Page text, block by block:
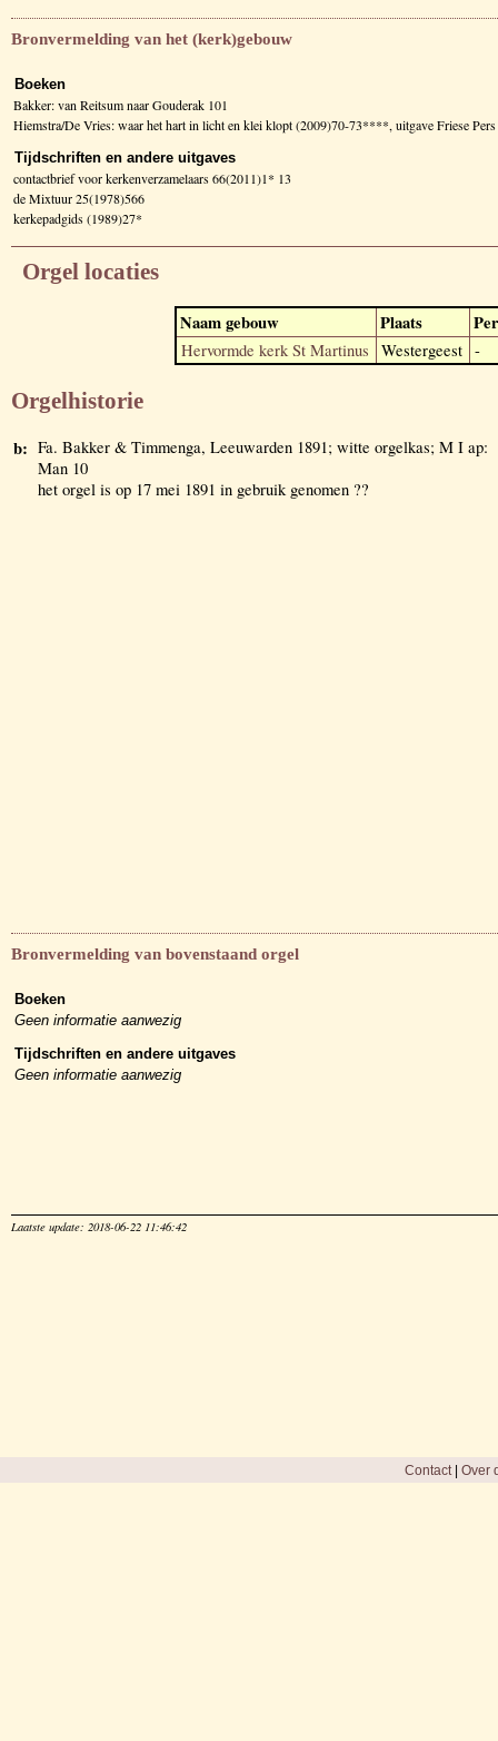
Bronvermelding van het (kerk)gebouw
Boeken
Bakker: van Reitsum naar Gouderak 101
Hiemstra/De Vries: waar het hart in licht en klei klopt (2009)70-73****, uitgave Friese
Tijdschriften en andere uitgaves
contactbrief voor kerkenverzamelaars 66(2011)1* 13
de Mixtuur 25(1978)566
kerkepadgids (1989)27*
Orgel locaties
Naam gebouw Plaats
Hervormde kerk St Martinus Westergeest -
Orgelhistorie
b: Fa. Bakker & Timmenga, Leeuwarden 1891; witte orgelkas; M I ap:
Man 10
het orgel is op 17 mei 1891 in gebruik genomen ??
Bronvermelding van bovenstaand orgel
Boeken
Geen informatie aanwezig
Tijdschriften en andere uitgaves
Geen informatie aanwezig
Laatste update: 2018-06-22 11:46:42
Contact| Over